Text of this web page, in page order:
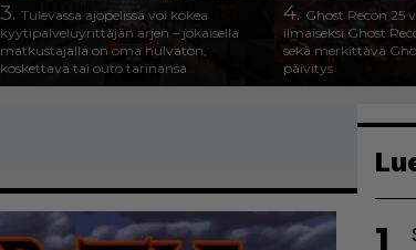
3. Tulevassa ajopelissä voi kokea
kyytipalveluyrittäjän arjen – jokaisella
matkustajalla on oma hulvaton,
koskettava tai outo tarinansa
4. Ghost Recon 25
ilmaiseksi Ghost
sekä merkittävä
päivitys
1